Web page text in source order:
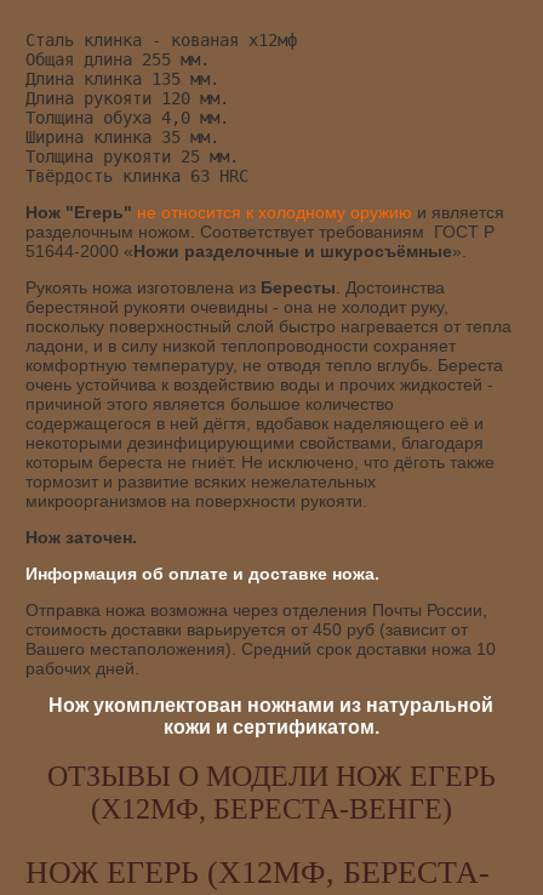
Сталь клинка - кованая х12мф
Общая длина 255 мм.
Длина клинка 135 мм.
Длина рукояти 120 мм.
Толщина обуха 4,0 мм.
Ширина клинка 35 мм.
Толщина рукояти 25 мм.
Твёрдость клинка 63 HRC
Нож "Егерь" не относится к холодному оружию и является
разделочным ножом. Соответствует требованиям ГОСТ Р
51644-2000 «Ножи разделочные и шкуросъёмные».
Рукоять ножа изготовлена из Бересты . Достоинства
берестяной рукояти очевидны - она не холодит руку,
поскольку поверхностный слой быстро нагревается от тепла
ладони, и в силу низкой теплопроводности сохраняет
комфортную температуру, не отводя тепло вглубь. Береста
очень устойчива к воздействию воды и прочих жидкостей -
причиной этого является большое количество
содержащегося в ней дёгтя, вдобавок наделяющего её и
некоторыми дезинфицирующими свойствами, благодаря
которым береста не гниёт. Не исключено, что дёготь также
тормозит и развитие всяких нежелательных
микроорганизмов на поверхности рукояти.
Нож заточен.
Информация об оплате и доставке ножа.
Отправка ножа возможна через отделения Почты России,
стоимость доставки варьируется от 450 руб (зависит от
Вашего местаположения). Средний срок доставки ножа 10
рабочих дней.
Нож укомплектован ножнами из натуральной
кожи и сертификатом.
ОТЗЫВЫ О МОДЕЛИ НОЖ ЕГЕРЬ
(Х12МФ, БЕРЕСТА-ВЕНГЕ)
НОЖ ЕГЕРЬ (Х12МФ, БЕРЕСТА-